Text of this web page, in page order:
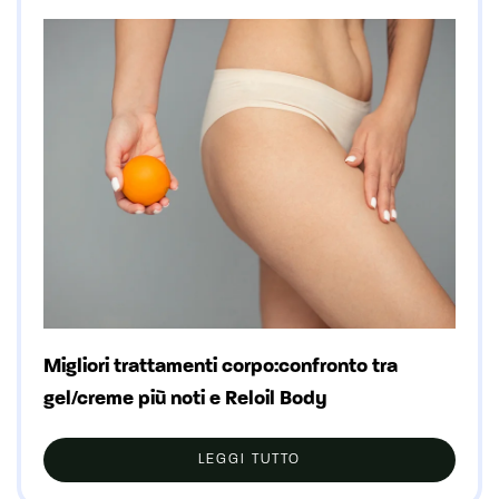
Migliori trattamenti corpo:confronto tra
gel/creme più noti e Reloil Body
LEGGI TUTTO